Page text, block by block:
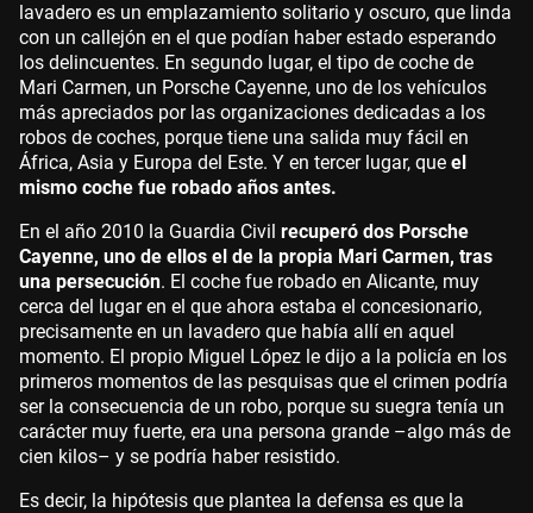
lavadero es un emplazamiento solitario y oscuro, que linda
con un callejón en el que podían haber estado esperando
los delincuentes. En segundo lugar, el tipo de coche de
Mari Carmen, un Porsche Cayenne, uno de los vehículos
más apreciados por las organizaciones dedicadas a los
robos de coches, porque tiene una salida muy fácil en
África, Asia y Europa del Este. Y en tercer lugar, que el
mismo coche fue robado años antes.
En el año 2010 la Guardia Civil recuperó dos Porsche
Cayenne, uno de ellos el de la propia Mari Carmen, tras
una persecución. El coche fue robado en Alicante, muy
cerca del lugar en el que ahora estaba el concesionario,
precisamente en un lavadero que había allí en aquel
momento. El propio Miguel López le dijo a la policía en los
primeros momentos de las pesquisas que el crimen podría
ser la consecuencia de un robo, porque su suegra tenía un
carácter muy fuerte, era una persona grande –algo más de
cien kilos– y se podría haber resistido.
Es decir, la hipótesis que plantea la defensa es que la